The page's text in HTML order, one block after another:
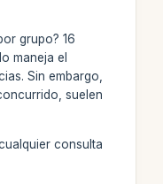
grupo? 16
maneja el
Sin embargo,
suelen
consulta